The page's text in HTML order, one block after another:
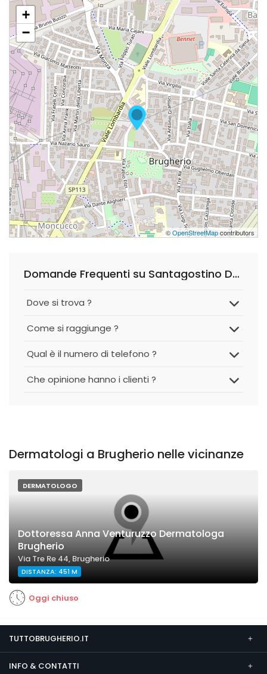
+
−
©OpenStreetMapcontributors
Domande Frequenti su Santagostino Dottor Lucia - Numero per Sola Attività Privata
Dove si trova ?
Come si raggiunge ?
Qual è il numero di telefono ?
Che opinione hanno i clienti ?
Dermatologi a Brugherio nelle vicinanze
DERMATOLOGO
Dottoressa Anna Venturuzzo Dermatologa
Brugherio
Via Tre Re 44, Brugherio
DISTANZA: 451 M
Oggi chiuso
TUTTOBRUGHERIO.IT
INFO & CONTATTI